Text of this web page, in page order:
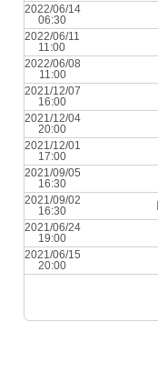
2022/06/14
06:30
2022/06/11
11:00
2022/06/08
11:00
2021/12/07
16:00
2021/12/04
20:00
2021/12/01
17:00
2021/09/05
16:30
2021/09/02
16:30
2021/06/24
19:00
2021/06/15
20:00